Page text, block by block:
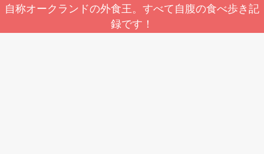
自称オークランドの外食王。すべて自腹の食べ歩き記
録です！